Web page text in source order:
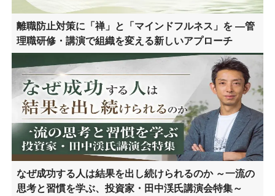
離職防止対策に「禅」と「マインドフルネス」を ―管
理職研修・講演で組織を変える新しいアプローチ
なぜ成功する人は結果を出し続けられるのか ～一流の
思考と習慣を学ぶ、投資家・田中渓氏講演会特集～